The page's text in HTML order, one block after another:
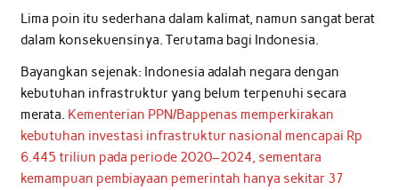
Lima poin itu sederhana dalam kalimat, namun sangat berat
dalam konsekuensinya. Terutama bagi Indonesia.
Bayangkan sejenak: Indonesia adalah negara dengan
kebutuhan infrastruktur yang belum terpenuhi secara
merata. Kementerian PPN/Bappenas memperkirakan
kebutuhan investasi infrastruktur nasional mencapai Rp
6.445 triliun pada periode 2020–2024, sementara
kemampuan pembiayaan pemerintah hanya sekitar 37